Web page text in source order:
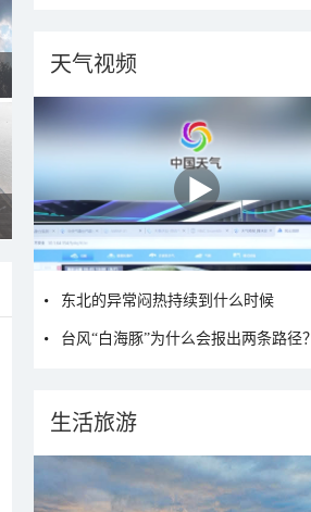
天气视频
东北的异常闷热持续到什么时候
台风“白海豚”为什么会报出两条路径？
生活旅游